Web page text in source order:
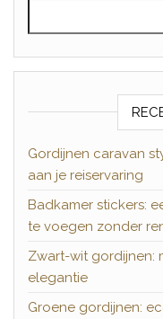
Gordijnen caravan
aan je reiservaring
Badkamer stickers:
te voegen zonder
Zwart-wit gordijnen:
elegantie
Groene gordijnen: